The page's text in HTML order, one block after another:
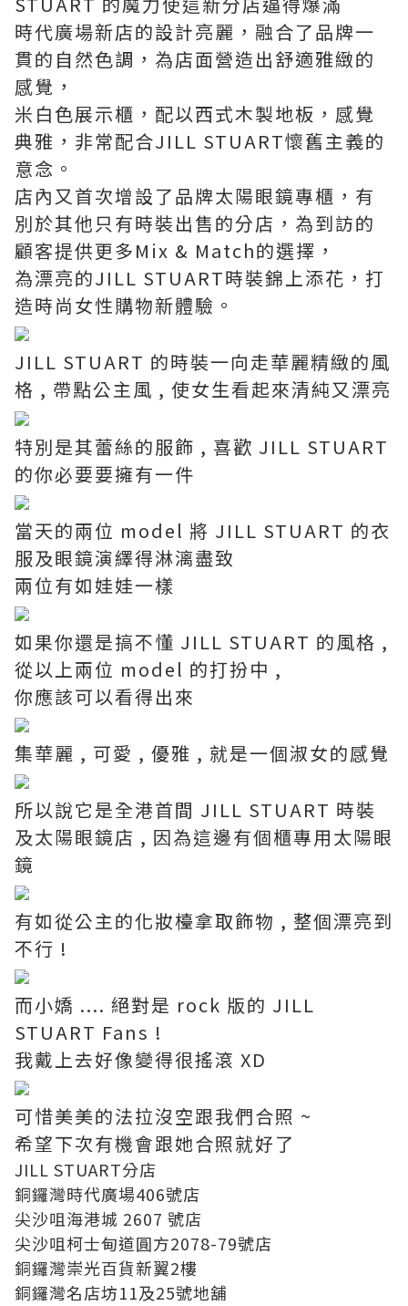
時代廣場新店的設計亮麗，融合了品牌一
貫的自然色調，為店面營造出舒適雅緻的
感覺，
米白色展示櫃，配以西式木製地板，感覺
典雅，非常配合JILL STUART懷舊主義的
意念。
店內又首次增設了品牌太陽眼鏡專櫃，有
別於其他只有時裝出售的分店，為到訪的
顧客提供更多Mix & Match的選擇，
為漂亮的JILL STUART時裝錦上添花，打
造時尚女性購物新體驗。
JILL STUART 的時裝一向走華麗精緻的風
格 , 帶點公主風 , 使女生看起來清純又漂亮
特別是其蕾絲的服飾 , 喜歡 JILL STUART
的你必要要擁有一件
當天的兩位 model 將 JILL STUART 的衣
服及眼鏡演繹得淋漓盡致
兩位有如娃娃一樣
如果你還是搞不懂 JILL STUART 的風格 ,
從以上兩位 model 的打扮中 ,
你應該可以看得出來
集華麗 , 可愛 , 優雅 , 就是一個淑女的感覺
所以說它是全港首間 JILL STUART 時裝
及太陽眼鏡店 , 因為這邊有個櫃專用太陽眼
鏡
有如從公主的化妝檯拿取飾物 , 整個漂亮到
不行 !
而小嬌 .... 絕對是 rock 版的 JILL
STUART Fans !
我戴上去好像變得很搖滾 XD
可惜美美的法拉沒空跟我們合照 ~
希望下次有機會跟她合照就好了
JILL STUART分店
銅鑼灣時代廣場406號店
尖沙咀海港城 2607 號店
尖沙咀柯士甸道圓方2078-79號店
銅鑼灣崇光百貨新翼2樓
銅鑼灣名店坊11及25號地舖